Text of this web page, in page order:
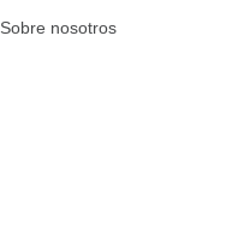
Sobre nosotros